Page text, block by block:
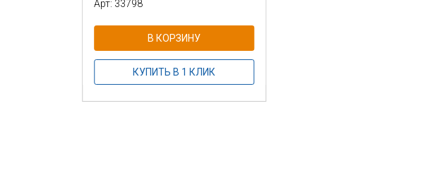
Арт: 33798
В КОРЗИНУ
КУПИТЬ В 1 КЛИК